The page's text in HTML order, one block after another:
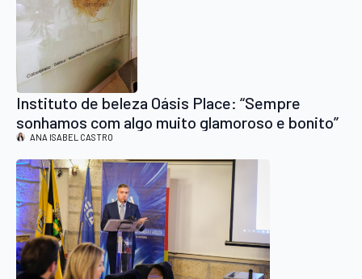
Instituto de beleza Oásis Place: “Sempre
sonhamos com algo muito glamoroso e bonito”
ANA ISABEL CASTRO